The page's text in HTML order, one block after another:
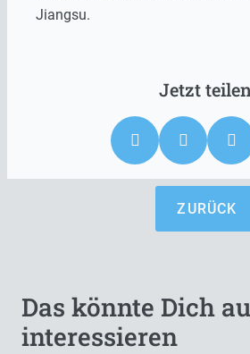
Jiangsu.
ZURÜCK
Das könnte Dich
interessieren